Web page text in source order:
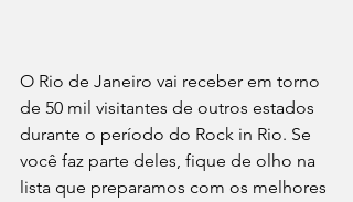
O Rio de Janeiro vai receber em torno
de 50 mil visitantes de outros estados
durante o período do Rock in Rio. Se
você faz parte deles, fique de olho na
lista que preparamos com os melhores